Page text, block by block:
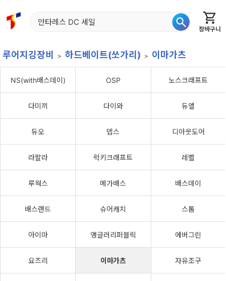
장바구니
홈 신상품 재입고 베스트 특가 이월
루어지깅장비 하드베이트(쏘가리) 이마가츠
NS(with배스데이) OSP 노스크래프트
다미끼 다이와 듀엘
듀오 뎁스 디아웃도어
라팔라 럭키크래프트 레벨
루웍스 메가배스 배스데이
배스랜드 슈어캐치 스톰
아이마 앵글러리퍼블릭 에버그린
요즈리 이마가츠 자유조구